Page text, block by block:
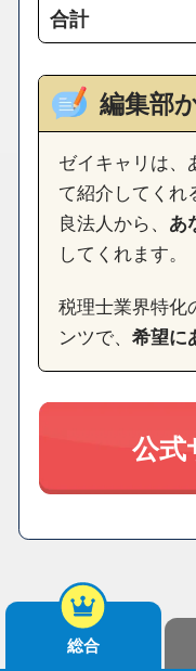
合計
編集部
ゼイキャリは、
て紹介してくれ
良法人から、 あ
してくれます。
税理士業界特化
ンツで、 希望に
公式
総合